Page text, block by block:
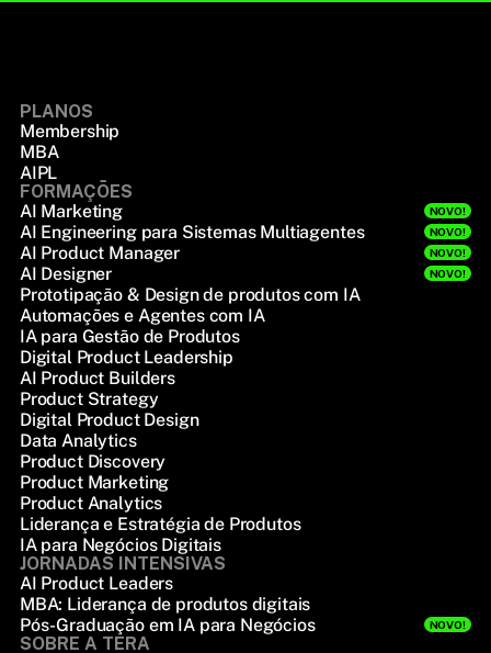
PLANOS
Membership
MBA
AIPL
FORMAÇÕES
AI Marketing
NOVO!
AI Engineering para Sistemas Multiagentes NOVO!
AI Product Manager NOVO!
AI Designer NOVO!
Prototipação & Design de produtos com IA
Automações e Agentes com IA
IA para Gestão de Produtos
Digital Product Leadership
AI Product Builders
Product Strategy
Digital Product Design
Data Analytics
Product Discovery
Product Marketing
Product Analytics
Liderança e Estratégia de Produtos
IA para Negócios Digitais
JORNADAS INTENSIVAS
AI Product Leaders
MBA: Liderança de produtos digitais
Pós-Graduação em IA para Negócios
NOVO!
SOBRE A TERA